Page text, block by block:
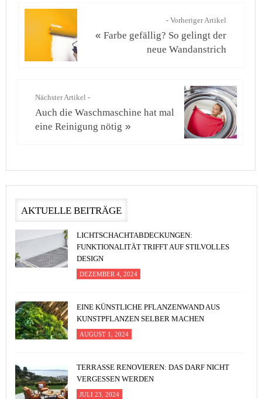
- Vorheriger Artikel
«Farbe gefällig? So gelingt der
neue Wandanstrich
Nächster Artikel -
Auch die Waschmaschine hat mal
eine Reinigung nötig »
AKTUELLE BEITRÄGE
LICHTSCHACHTABDECKUNGEN:
FUNKTIONALITÄT TRIFFT AUF STILVOLLES
DESIGN
DEZEMBER 4, 2024
EINE KÜNSTLICHE PFLANZENWAND AUS
KUNSTPFLANZEN SELBER MACHEN
AUGUST 1, 2024
TERRASSE RENOVIEREN: DAS DARF NICHT
VERGESSEN WERDEN
JULI 23, 2024